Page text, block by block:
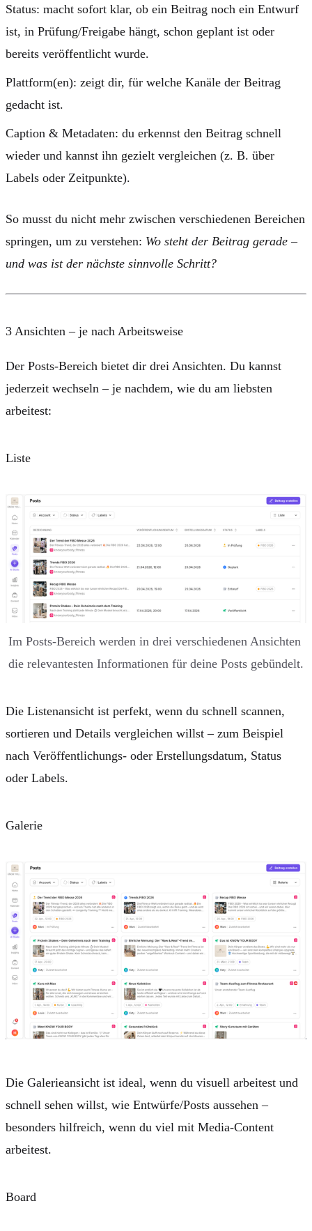
Status: macht sofort klar, ob ein Beitrag noch ein Entwurf
ist, in Prüfung/Freigabe hängt, schon geplant ist oder
bereits veröffentlicht wurde.
Plattform(en): zeigt dir, für welche Kanäle der Beitrag
gedacht ist.
Caption & Metadaten: du erkennst den Beitrag schnell
wieder und kannst ihn gezielt vergleichen (z. B. über
Labels oder Zeitpunkte).
So musst du nicht mehr zwischen verschiedenen Bereichen
springen, um zu verstehen: Wo steht der Beitrag gerade –
und was ist der nächste sinnvolle Schritt?
3 Ansichten – je nach Arbeitsweise
Der Posts-Bereich bietet dir drei Ansichten. Du kannst
jederzeit wechseln – je nachdem, wie du am liebsten
arbeitest:
Liste
Im Posts-Bereich werden in drei verschiedenen Ansichten
die relevantesten Informationen für deine Posts gebündelt.
Die Listenansicht ist perfekt, wenn du schnell scannen,
sortieren und Details vergleichen willst – zum Beispiel
nach Veröffentlichungs- oder Erstellungsdatum, Status
oder Labels.
Galerie
Die Galerieansicht ist ideal, wenn du visuell arbeitest und
schnell sehen willst, wie Entwürfe/Posts aussehen –
besonders hilfreich, wenn du viel mit Media-Content
arbeitest.
Board